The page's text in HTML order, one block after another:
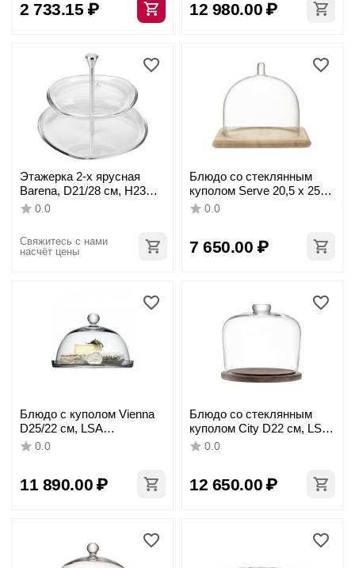
2 733.15 ₽ 12 980.00 ₽
Этажерка 2-х ярусная
Barena, D21/28 см, H23
см, стекло, Vidivi
0.0
Свяжитесь с нами
насчёт цены
Блюдо со стеклянным
куполом Serve 20,5 х 25
см дуб, LSA International
0.0
7 650.00 ₽
Блюдо с куполом Vienna
D25/22 см, LSA
International
0.0
11 890.00 ₽
Блюдо со стеклянным
куполом City D22 см, LSA
International
0.0
12 650.00 ₽